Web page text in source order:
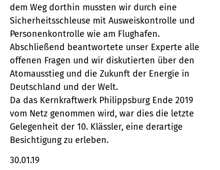
dem Weg dorthin mussten wir durch eine
Sicherheitsschleuse mit Ausweiskontrolle und
Personenkontrolle wie am Flughafen.
Abschließend beantwortete unser Experte alle
offenen Fragen und wir diskutierten über den
Atomausstieg und die Zukunft der Energie in
Deutschland und der Welt.
Da das Kernkraftwerk Philippsburg Ende 2019
vom Netz genommen wird, war dies die letzte
Gelegenheit der 10. Klässler, eine derartige
Besichtigung zu erleben.
30.01.19